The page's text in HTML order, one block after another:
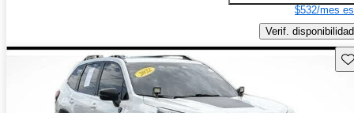
$532/mes
Verif. disponibilidad